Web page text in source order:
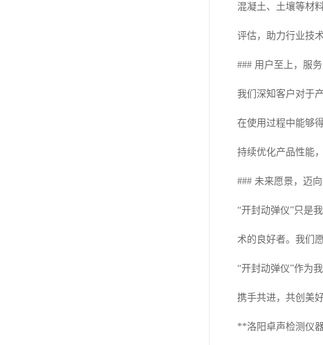
混凝土、土壤等材
评估，助力行业技
### 用户至上，服
我们深知客户对于
在使用过程中能够
持续优化产品性能
### 未来愿景，迈
“开封动弹仪”只是
术的良好者。我们
“开封动弹仪”作为
携手共进，共创美好
**洛阳卓声检测仪